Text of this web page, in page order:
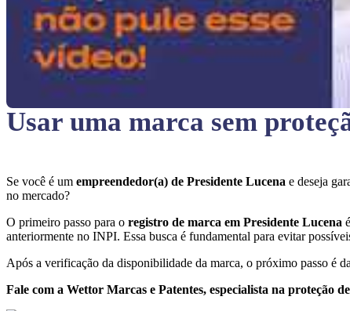
Usar uma marca sem
Se você é um empreendedor(a) de Presidente Lucena e deseja
no mercado?
O primeiro passo para o registro de marca em Presidente Lucena
anteriormente no INPI. Essa busca é fundamental para evitar
Após a verificação da disponibilidade da marca, o próximo passo é
Fale com a Wettor Marcas e Patentes, especialista na proteção